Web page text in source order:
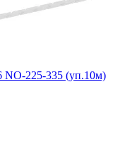
NO-225-335 (уп.10м)